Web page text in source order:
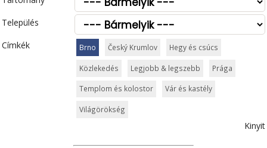
Település
Címkék
Brno Český Krumlov Hegy és csúcs
Közlekedés Legjobb & legszebb Prága
Templom és kolostor Vár és kastély
Világörökség
Kinyit